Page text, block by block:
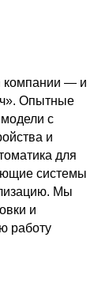
компании — и
Опытные
с
и
для
системы
Мы
и
работу